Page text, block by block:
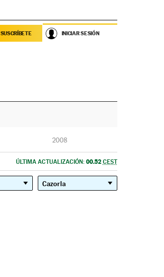
SUSCRÍBETE INICIAR SESIÓN
2008
ÚLTIMA ACTUALIZACIÓN: 00.52 CEST